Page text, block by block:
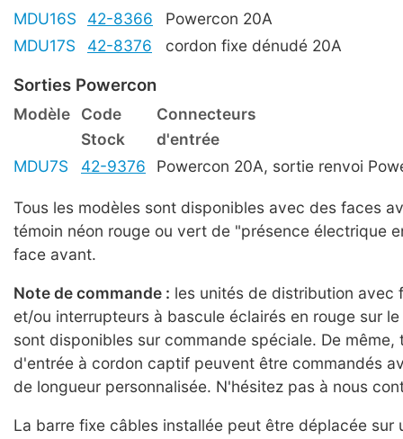
MDU16S
42-8366
Powercon 20A
MDU17S
42-8376 cordon fixe dénudé 20A
Sorties Powercon
Modèle Code
Connecteurs
Stock
d'entrée
MDU7S
42-9376 Powercon 20A, sortie renvoi
Tous les modèles sont disponibles avec des faces
témoin néon rouge ou vert de "présence électrique
face avant.
Note de commande : les unités de distribution avec
et/ou interrupteurs à bascule éclairés en rouge sur
sont disponibles sur commande spéciale. De même,
d'entrée à cordon captif peuvent être commandés
de longueur personnalisée. N'hésitez pas à nous
La barre fixe câbles installée peut être déplacée sur